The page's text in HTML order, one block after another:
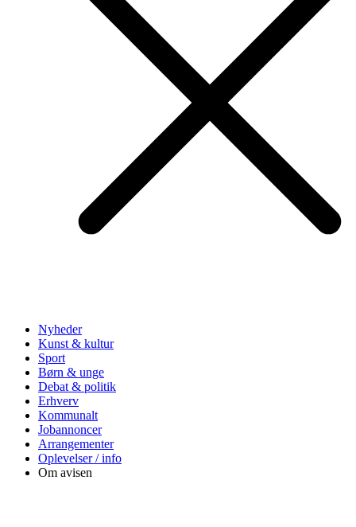
Nyheder
Kunst & kultur
Sport
Børn & unge
Debat & politik
Erhverv
Kommunalt
Jobannoncer
Arrangementer
Oplevelser / info
Om avisen